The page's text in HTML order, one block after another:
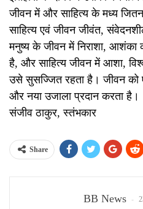
जीवन में और साहित्य के मध्य
साहित्य एवं जीवन जीवंत,
मनुष्य के जीवन में निराशा, आशंका
है, और साहित्य जीवन में आशा,
उसे सुसज्जित रहता है। जीवन को
और नया उजाला प्रदान करता है।
संजीव ठाकुर, स्तंभकार
Share
BB News